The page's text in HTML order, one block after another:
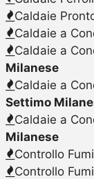
Caldaie
Caldaie a
Caldaie a
Milanese
Caldaie a
Settimo
Caldaie a
Milanese
Controllo
Controllo